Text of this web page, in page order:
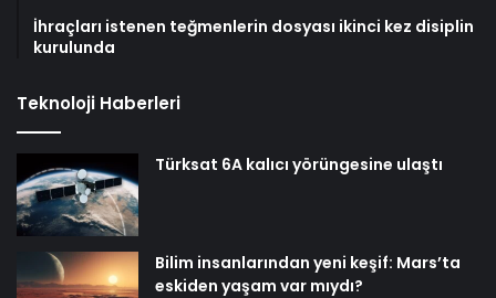
İhraçları istenen teğmenlerin dosyası ikinci kez disiplin
kurulunda
Teknoloji Haberleri
Türksat 6A kalıcı yörüngesine ulaştı
Bilim insanlarından yeni keşif: Mars’ta
eskiden yaşam var mıydı?